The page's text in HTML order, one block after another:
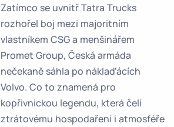
Zatímco se uvnitř Tatra Trucks
rozhořel boj mezi majoritním
vlastníkem CSG a menšinářem
Promet Group, Česká armáda
nečekaně sáhla po náklaďácích
Volvo. Co to znamená pro
kopřivnickou legendu, která čelí
ztrátovému hospodaření i atmosféře